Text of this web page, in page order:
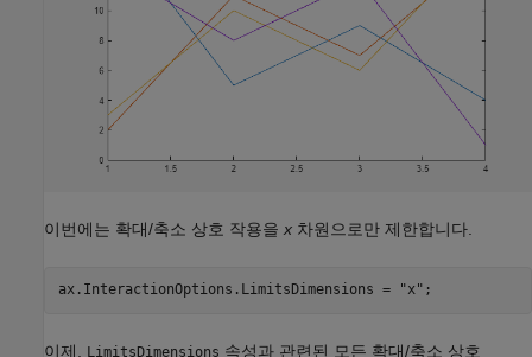
이번에는 확대/축소 상호 작용을 x 차원으로만 제한합니다.
ax.InteractionOptions.LimitsDimensions = "x"
이제, LimitsDimensions 속성과 관련된 모든 확대/축소 상호